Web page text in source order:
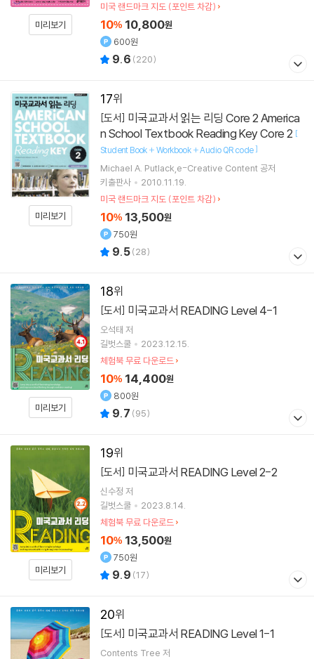
미리보기
미국 랜드마크 지도 (포인트 차감)
10% 10,800원
600원
9.6 (220)
17
미리보기
[도서]
n School Textbook Reading Key Core 2 [
Student Book + Workbook + Audio QR code]
Michael A. Putlack,e-Creative Content 공저
키출판사
2010.11.19.
미국 랜드마크 지도 (포인트 차감)
10% 13,500원
750원
9.5(28)
18
미리보기
[도서] 미국교과서 READING Level 4-1
오석태 저
길벗스쿨
2023.12.15.
체험북 무료 다운로드
10% 14,400원
800원
9.7 (95)
19
미리보기
[도서] 미국교과서 READING Level 2-2
신수정 저
길벗스쿨
2023.8.14.
체험북 무료 다운로드
10% 13,500원
750원
9.9 (17)
20
[도서] 미국교과서 READING Level 1-1
Contents Tree 저